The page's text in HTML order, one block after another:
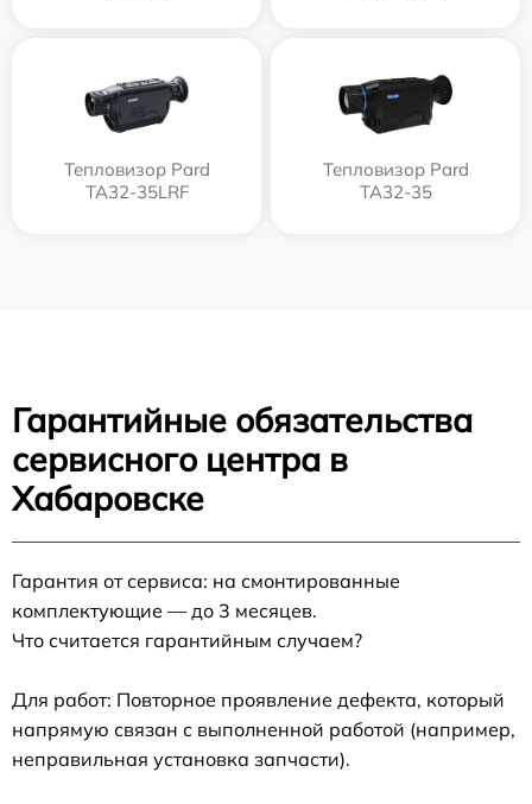
Тепловизор Pard
TA32-35LRF
Тепловизор Pard
TA32-35
Гарантийные обязательства
сервисного центра в
Хабаровске
Гарантия от сервиса: на смонтированные
комплектующие — до 3 месяцев.
Что считается гарантийным случаем?
Для работ: Повторное проявление дефекта, который
напрямую связан с выполненной работой (например,
неправильная установка запчасти).